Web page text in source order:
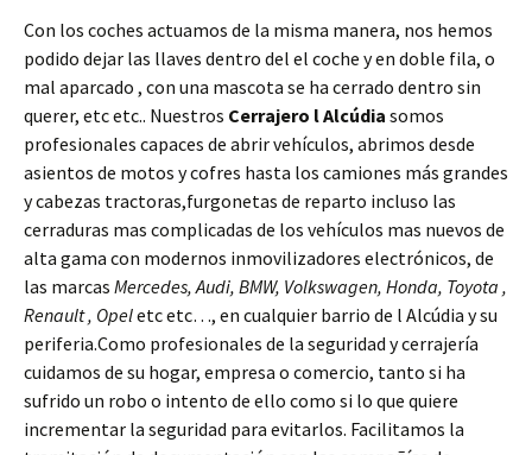
Con los coches actuamos de la misma manera, nos hemos
podido dejar las llaves dentro del el coche y en doble fila, o
mal aparcado , con una mascota se ha cerrado dentro sin
querer, etc etc.. Nuestros Cerrajero l Alcúdia somos
profesionales capaces de abrir vehículos, abrimos desde
asientos de motos y cofres hasta los camiones más grandes
y cabezas tractoras,furgonetas de reparto incluso las
cerraduras mas complicadas de los vehículos mas nuevos de
alta gama con modernos inmovilizadores electrónicos, de
las marcas Mercedes, Audi, BMW, Volkswagen, Honda, Toyota ,
Renault , Opeletc etc…, en cualquier barrio de l Alcúdia y su
periferia.Como profesionales de la seguridad y cerrajería
cuidamos de su hogar, empresa o comercio, tanto si ha
sufrido un robo o intento de ello como si lo que quiere
incrementar la seguridad para evitarlos. Facilitamos la